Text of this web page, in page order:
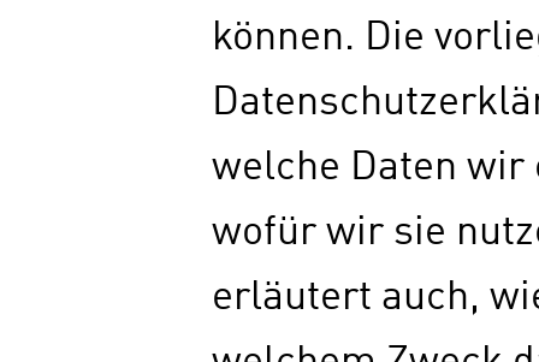
können. Die
welche Daten wir
wofür wir sie
erläutert auch,